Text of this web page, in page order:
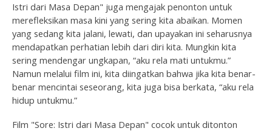
Istri dari Masa Depan" juga mengajak penonton untuk
merefleksikan masa kini yang sering kita abaikan. Momen
yang sedang kita jalani, lewati, dan upayakan ini seharusnya
mendapatkan perhatian lebih dari diri kita. Mungkin kita
sering mendengar ungkapan, “aku rela mati untukmu.”
Namun melalui film ini, kita diingatkan bahwa jika kita benar-
benar mencintai seseorang, kita juga bisa berkata, “aku rela
hidup untukmu.”
Film "Sore: Istri dari Masa Depan" cocok untuk ditonton